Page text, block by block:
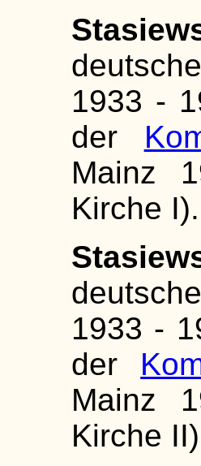
1933 -
der
Mainz
Kirche I).
1933 -
der
Mainz
Kirche